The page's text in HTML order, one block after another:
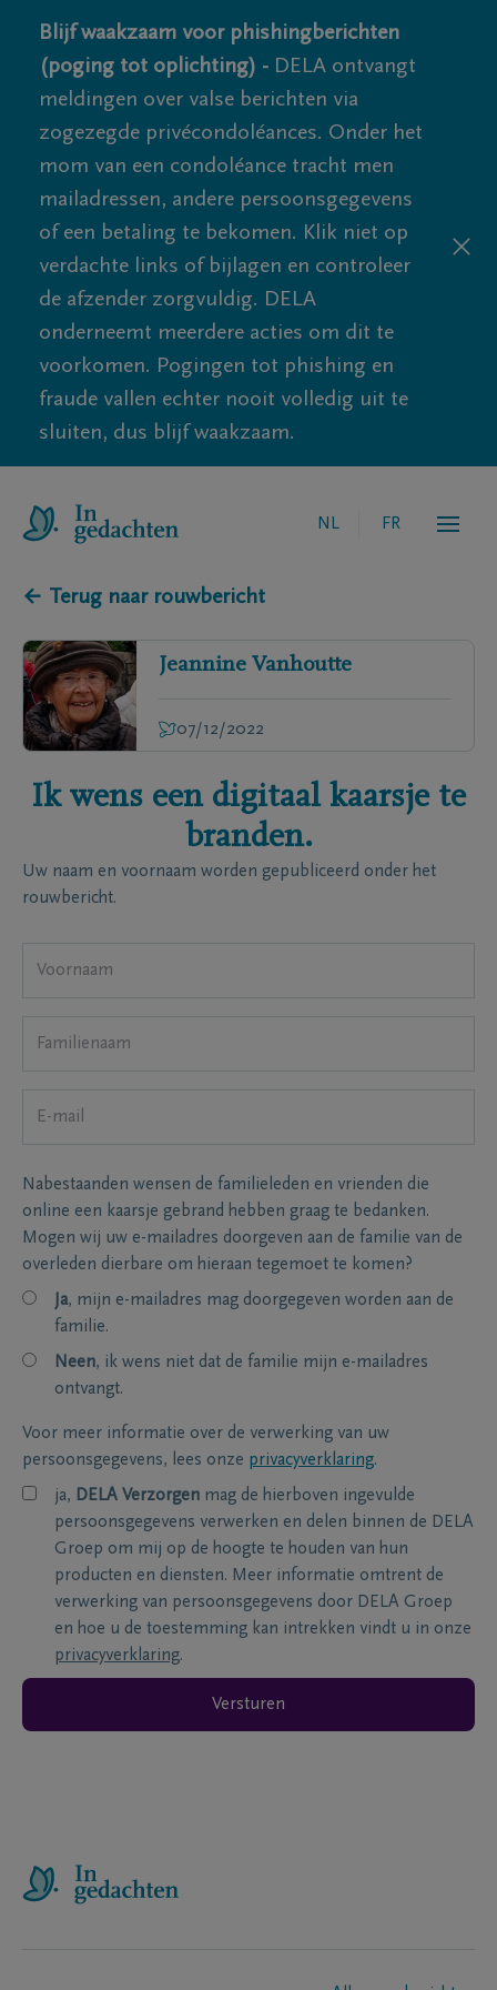
Blijf waakzaam voor phishingberichten
(poging tot oplichting) - DELA ontvangt
meldingen over valse berichten via
zogezegde privécondoléances. Onder het
mom van een condoléance tracht men
mailadressen, andere persoonsgegevens
of een betaling te bekomen. Klik niet op
verdachte links of bijlagen en controleer
de afzender zorgvuldig. DELA
onderneemt meerdere acties om dit te
voorkomen. Pogingen tot phishing en
fraude vallen echter nooit volledig uit te
sluiten, dus blijf waakzaam.
NL FR
← Terug naar rouwbericht
Jeannine Vanhoutte
07/12/2022
Ik wens een digitaal kaarsje te
branden.
Uw naam en voornaam worden gepubliceerd onder het
rouwbericht.
Nabestaanden wensen de familieleden en vrienden die
online een kaarsje gebrand hebben graag te bedanken.
Mogen wij uw e-mailadres doorgeven aan de familie van de
overleden dierbare om hieraan tegemoet te komen?
Ja, mijn e-mailadres mag doorgegeven worden aan de
familie.
Neen, ik wens niet dat de familie mijn e-mailadres
ontvangt.
Voor meer informatie over de verwerking van uw
persoonsgegevens, lees onze privacyverklaring.
ja, DELA Verzorgen mag de hierboven ingevulde
persoonsgegevens verwerken en delen binnen de DELA
Groep om mij op de hoogte te houden van hun
producten en diensten. Meer informatie omtrent de
verwerking van persoonsgegevens door DELA Groep
en hoe u de toestemming kan intrekken vindt u in onze
privacyverklaring.
Versturen